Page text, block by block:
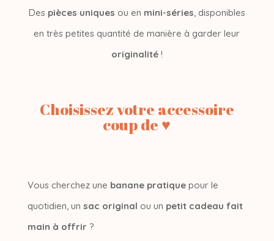
Des pièces uniques ou en mini-séries, disponibles
en très petites quantité de manière à garder leur
originalité!
Choisissez votre accessoire
coup de ♥
Vous cherchez une banane pratiquepour le
quotidien, un sac original ou un petit cadeau fait
main à offrir ?